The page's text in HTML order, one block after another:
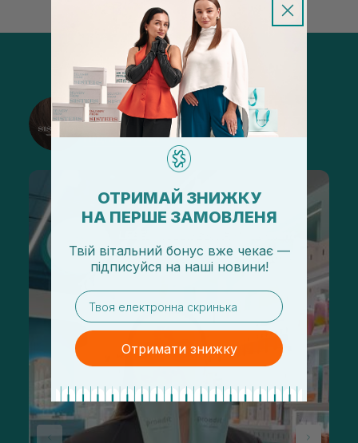
@sisters_stelmakh в Instagram
Підписатися
ОТРИМАЙ ЗНИЖКУ
НА ПЕРШЕ ЗАМОВЛЕНЯ
Твій вітальний бонус вже чекає —
підписуйся на наші новини!
email
Отримати знижку